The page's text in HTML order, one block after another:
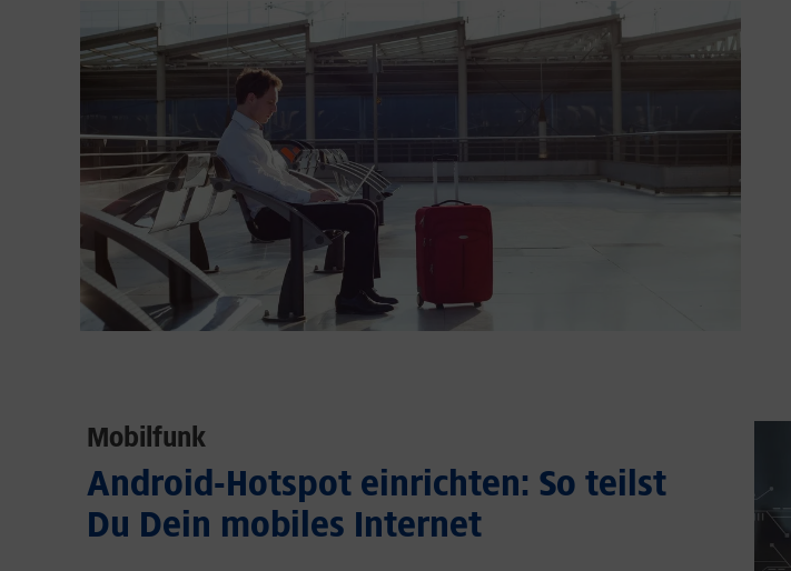
Mobilfunk
Android-Hotspot einrichten: So teilst
Du Dein mobiles Internet